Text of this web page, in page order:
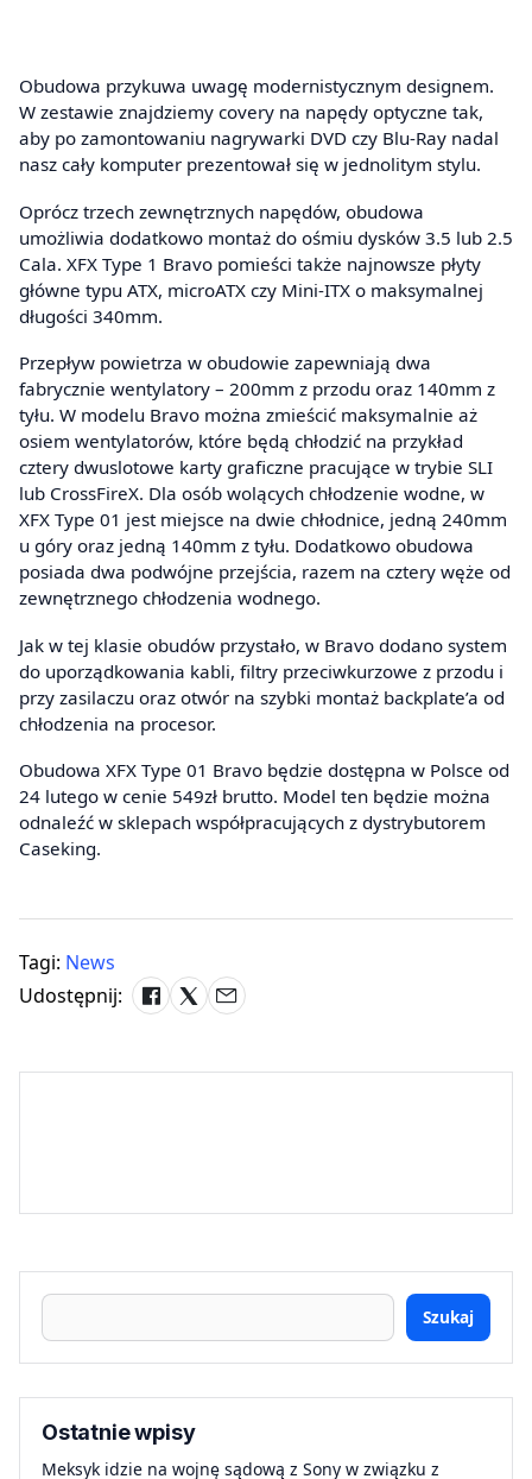
Obudowa przykuwa uwagę modernistycznym designem.
W zestawie znajdziemy covery na napędy optyczne tak,
aby po zamontowaniu nagrywarki DVD czy Blu-Ray nadal
nasz cały komputer prezentował się w jednolitym stylu.
Oprócz trzech zewnętrznych napędów, obudowa
umożliwia dodatkowo montaż do ośmiu dysków 3.5 lub 2.5
Cala. XFX Type 1 Bravo pomieści także najnowsze płyty
główne typu ATX, microATX czy Mini-ITX o maksymalnej
długości 340mm.
Przepływ powietrza w obudowie zapewniają dwa
fabrycznie wentylatory – 200mm z przodu oraz 140mm z
tyłu. W modelu Bravo można zmieścić maksymalnie aż
osiem wentylatorów, które będą chłodzić na przykład
cztery dwuslotowe karty graficzne pracujące w trybie SLI
lub CrossFireX. Dla osób wolących chłodzenie wodne, w
XFX Type 01 jest miejsce na dwie chłodnice, jedną 240mm
u góry oraz jedną 140mm z tyłu. Dodatkowo obudowa
posiada dwa podwójne przejścia, razem na cztery węże od
zewnętrznego chłodzenia wodnego.
Jak w tej klasie obudów przystało, w Bravo dodano system
do uporządkowania kabli, filtry przeciwkurzowe z przodu i
przy zasilaczu oraz otwór na szybki montaż backplate’a od
chłodzenia na procesor.
Obudowa XFX Type 01 Bravo będzie dostępna w Polsce od
24 lutego w cenie 549zł brutto. Model ten będzie można
odnaleźć w sklepach współpracujących z dystrybutorem
Caseking.
Tagi: News
Udostępnij:
Szukaj
Ostatnie wpisy
Meksyk idzie na wojnę sądową z Sony w związku z